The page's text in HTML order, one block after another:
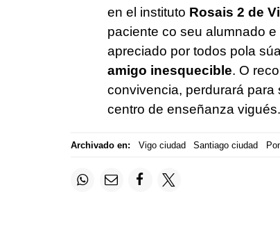
en el instituto Rosais 2 de
paciente co seu alumnado
apreciado por todos pola
amigo inesquecible. O
convivencia, perdurará para
centro de enseñanza vigués.
Archivado en: Vigo ciudad Santiago ciudad